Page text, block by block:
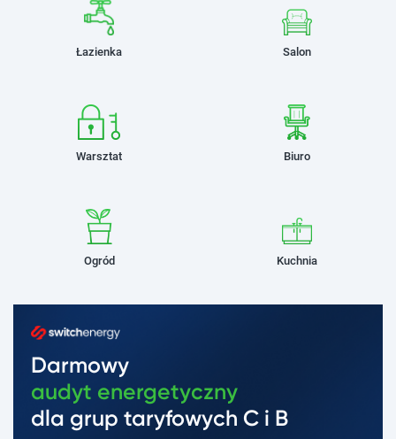
Łazienka Salon
Warsztat Biuro
Ogród Kuchnia
Darmowy
audyt energetyczny
dla grup taryfowych C i B